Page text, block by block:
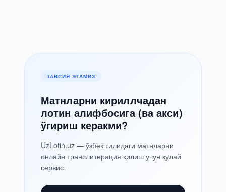
ТАВСИЯ ЭТАМИЗ
Матнларни кириллчадан
лотин алифбосига (ва акси)
ўгириш керакми?
UzLotin.uz — ўзбек тилидаги матнларни
онлайн транслитерация қилиш учун қулай
сервис.